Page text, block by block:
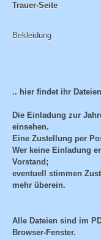
Trauer-Seite
Bekleidung
.. hier findet ihr
Die Einladung zur
einsehen.
Eine Zustellung per
Wer keine Einladung
Vorstand;
eventuell stimmen
mehr überein.
Alle Dateien sind im
Browser-Fenster.